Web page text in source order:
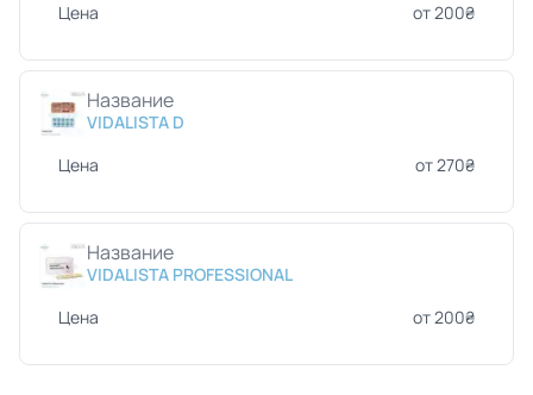
Цена
от 200₴
Название
VIDALISTA D
Цена
от 270₴
Название
VIDALISTA PROFESSIONAL
Цена
от 200₴